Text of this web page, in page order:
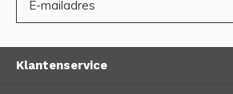
Klantenservice